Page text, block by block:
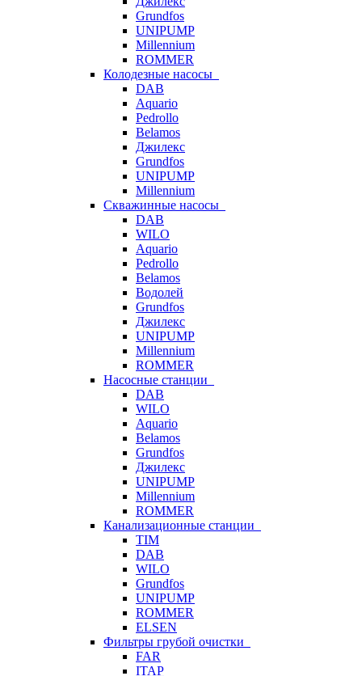
Grundfos
UNIPUMP
Millennium
ROMMER
Колодезные насосы
DAB
Aquario
Pedrollo
Belamos
Джилекс
Grundfos
UNIPUMP
Millennium
Скважинные насосы
DAB
WILO
Aquario
Pedrollo
Belamos
Водолей
Grundfos
Джилекс
UNIPUMP
Millennium
ROMMER
Насосные станции
DAB
WILO
Aquario
Belamos
Grundfos
Джилекс
UNIPUMP
Millennium
ROMMER
Канализационные станции
TIM
DAB
WILO
Grundfos
UNIPUMP
ROMMER
ELSEN
Фильтры грубой очистки
FAR
ITAP